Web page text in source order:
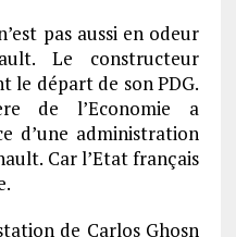
pas aussi en odeur
Le constructeur
le départ de son PDG.
de l’Economie a
d’une administration
Car l’Etat français
de Carlos Ghosn